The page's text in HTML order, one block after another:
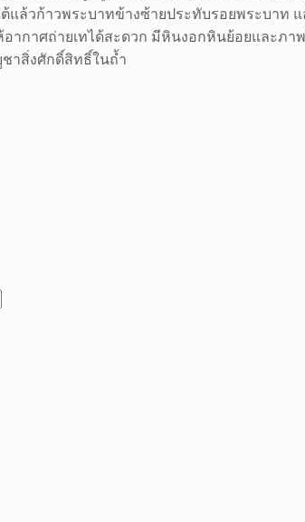
ล้วก้าวพระบาทข้างซ้ายประทับรอยพระบาท
ากาศถ่ายเทได้สะดวก มีหินงอกหินย้อยและภา
าสิ่งศักดิ์สิทธิ์ในถ้ำ